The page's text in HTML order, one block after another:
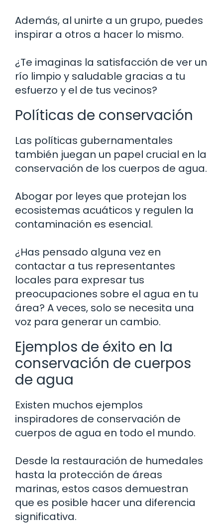
Además, al unirte a un grupo, puedes
inspirar a otros a hacer lo mismo.
¿Te imaginas la satisfacción de ver un
río limpio y saludable gracias a tu
esfuerzo y el de tus vecinos?
Políticas de conservación
Las políticas gubernamentales
también juegan un papel crucial en la
conservación de los cuerpos de agua.
Abogar por leyes que protejan los
ecosistemas acuáticos y regulen la
contaminación es esencial.
¿Has pensado alguna vez en
contactar a tus representantes
locales para expresar tus
preocupaciones sobre el agua en tu
área? A veces, solo se necesita una
voz para generar un cambio.
Ejemplos de éxito en la
conservación de cuerpos
de agua
Existen muchos ejemplos
inspiradores de conservación de
cuerpos de agua en todo el mundo.
Desde la restauración de humedales
hasta la protección de áreas
marinas, estos casos demuestran
que es posible hacer una diferencia
significativa.